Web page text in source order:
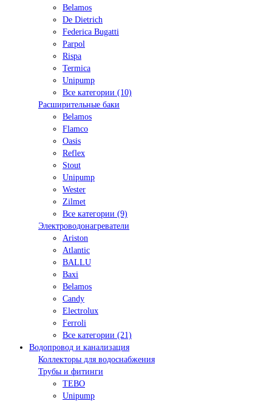
Belamos
De Dietrich
Federica Bugatti
Parpol
Rispa
Termica
Unipump
Все категории (10)
Расширительные баки
Belamos
Flamco
Oasis
Reflex
Stout
Unipump
Wester
Zilmet
Все категории (9)
Электроводонагреватели
Ariston
Atlantic
BALLU
Baxi
Belamos
Candy
Electrolux
Ferroli
Все категории (21)
Водопровод и канализация
Коллекторы для водоснабжения
Трубы и фитинги
TEBO
Unipump